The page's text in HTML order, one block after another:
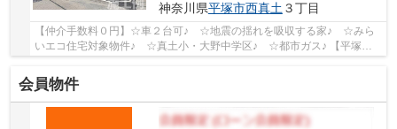
神奈川県平塚市西真土３丁目
【仲介手数料０円】☆車２台可♪ ☆地震の揺れを吸収する家♪ ☆みら
いエコ住宅対象物件♪ ☆真土小・大野中学区♪ ☆都市ガス♪ 【平塚市
会員物件